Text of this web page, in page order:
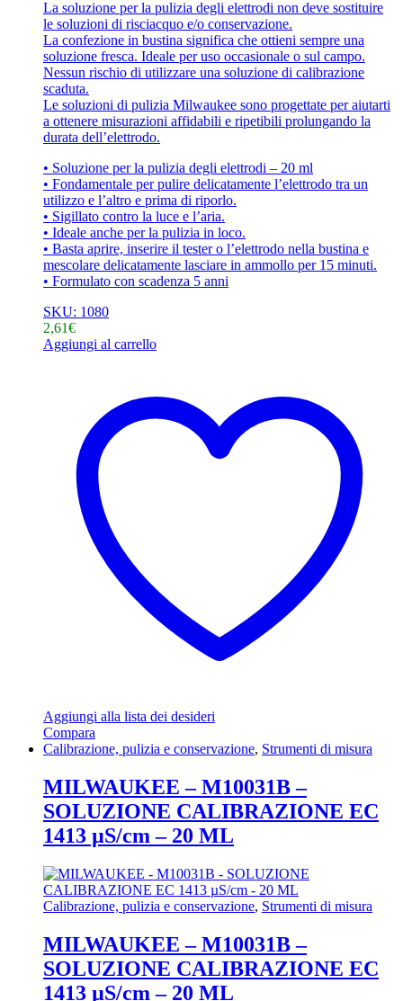
La soluzione per la pulizia degli elettrodi non deve sostituire
le soluzioni di risciacquo e/o conservazione.
La confezione in bustina significa che ottieni sempre una
soluzione fresca. Ideale per uso occasionale o sul campo.
Nessun rischio di utilizzare una soluzione di calibrazione
scaduta.
Le soluzioni di pulizia Milwaukee sono progettate per aiutarti
a ottenere misurazioni affidabili e ripetibili prolungando la
durata dell’elettrodo.
• Soluzione per la pulizia degli elettrodi – 20 ml
• Fondamentale per pulire delicatamente l’elettrodo tra un
utilizzo e l’altro e prima di riporlo.
• Sigillato contro la luce e l’aria.
• Ideale anche per la pulizia in loco.
• Basta aprire, inserire il tester o l’elettrodo nella bustina e
mescolare delicatamente lasciare in ammollo per 15 minuti.
• Formulato con scadenza 5 anni
SKU: 1080
2,61€
Aggiungi al carrello
Aggiungi alla lista dei desideri
Compara
Calibrazione, pulizia e conservazione, Strumenti di misura
MILWAUKEE – M10031B –
SOLUZIONE CALIBRAZIONE EC
1413 µS/cm – 20 ML
Calibrazione, pulizia e conservazione, Strumenti di misura
MILWAUKEE – M10031B –
SOLUZIONE CALIBRAZIONE EC
1413 µS/cm – 20 ML